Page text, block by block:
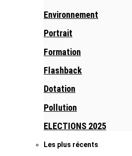
Environnement
Portrait
Formation
Flashback
Dotation
Pollution
ELECTIONS 2025
Les plus récents